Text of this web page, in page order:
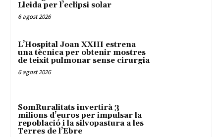
Lleida per l’eclipsi solar
6 agost 2026
L’Hospital Joan XXIII estrena
una tècnica per obtenir mostres
de teixit pulmonar sense cirurgia
6 agost 2026
SomRuralitats invertirà 3
milions d’euros per impulsar la
repoblació i la silvopastura a les
Terres de l’Ebre